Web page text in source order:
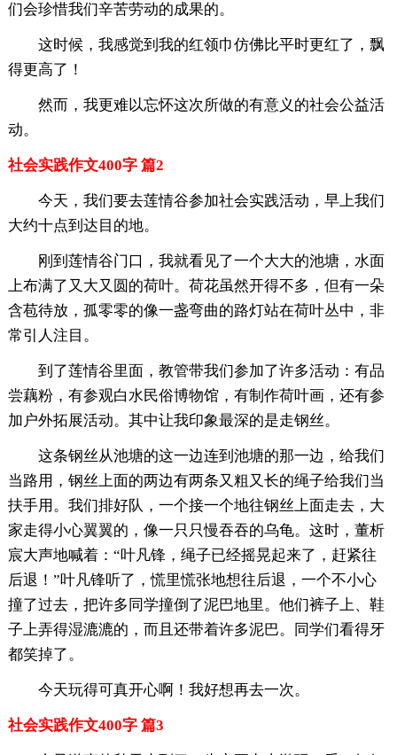
们会珍惜我们辛苦劳动的成果的。
这时候，我感觉到我的红领巾仿佛比平时更红了，飘
得更高了！
然而，我更难以忘怀这次所做的有意义的社会公益活
动。
社会实践作文400字 篇2
今天，我们要去莲情谷参加社会实践活动，早上我们
大约十点到达目的地。
刚到莲情谷门口，我就看见了一个大大的池塘，水面
上布满了又大又圆的荷叶。荷花虽然开得不多，但有一朵
含苞待放，孤零零的像一盏弯曲的路灯站在荷叶丛中，非
常引人注目。
到了莲情谷里面，教管带我们参加了许多活动：有品
尝藕粉，有参观白水民俗博物馆，有制作荷叶画，还有参
加户外拓展活动。其中让我印象最深的是走钢丝。
这条钢丝从池塘的这一边连到池塘的那一边，给我们
当路用，钢丝上面的两边有两条又粗又长的绳子给我们当
扶手用。我们排好队，一个接一个地往钢丝上面走去，大
家走得小心翼翼的，像一只只慢吞吞的乌龟。这时，董析
宸大声地喊着：“叶凡锋，绳子已经摇晃起来了，赶紧往
后退！”叶凡锋听了，慌里慌张地想往后退，一个不小心
撞了过去，把许多同学撞倒了泥巴地里。他们裤子上、鞋
子上弄得湿漉漉的，而且还带着许多泥巴。同学们看得牙
都笑掉了。
今天玩得可真开心啊！我好想再去一次。
社会实践作文400字 篇3